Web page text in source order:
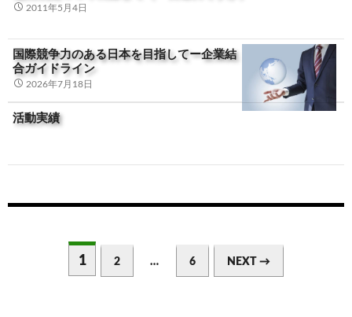
2011年5月4日
国際競争力のある日本を目指してー企業結
合ガイドライン
2026年7月18日
活動実績
navigation
1 2 … 6 NEXT →